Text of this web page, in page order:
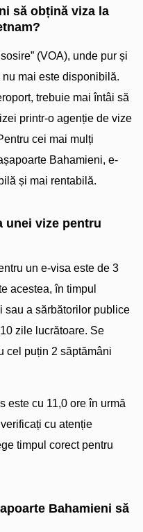
să obțină viza la
(VOA), unde pur și
mai este disponibilă.
trebuie mai întâi să
printr-o agenție de vize
cei mai mulți
Bahamieni, e-
și mai rentabilă.
unei vize pentru
un e-visa este de 3
acestea, în timpul
sau a sărbătorilor publice
zile lucrătoare. Se
cel puțin 2 săptămâni
este cu 11,0 ore în urmă
cu atenție
timpul corect pentru
Bahamieni să